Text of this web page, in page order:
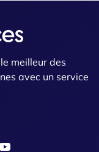
meilleur des
avec un service